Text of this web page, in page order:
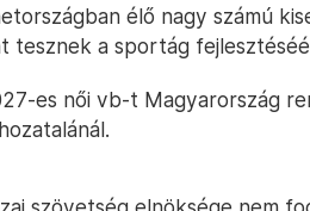
élő nagy számú
tesznek a sportág
es női vb-t Magyarország